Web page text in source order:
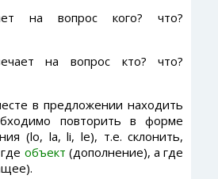
на вопрос кого? что?
на вопрос кто? что?
в предложении находить
повторить в форме
(lo, la, li, le), т.е. склонить,
объект (дополнение), а где